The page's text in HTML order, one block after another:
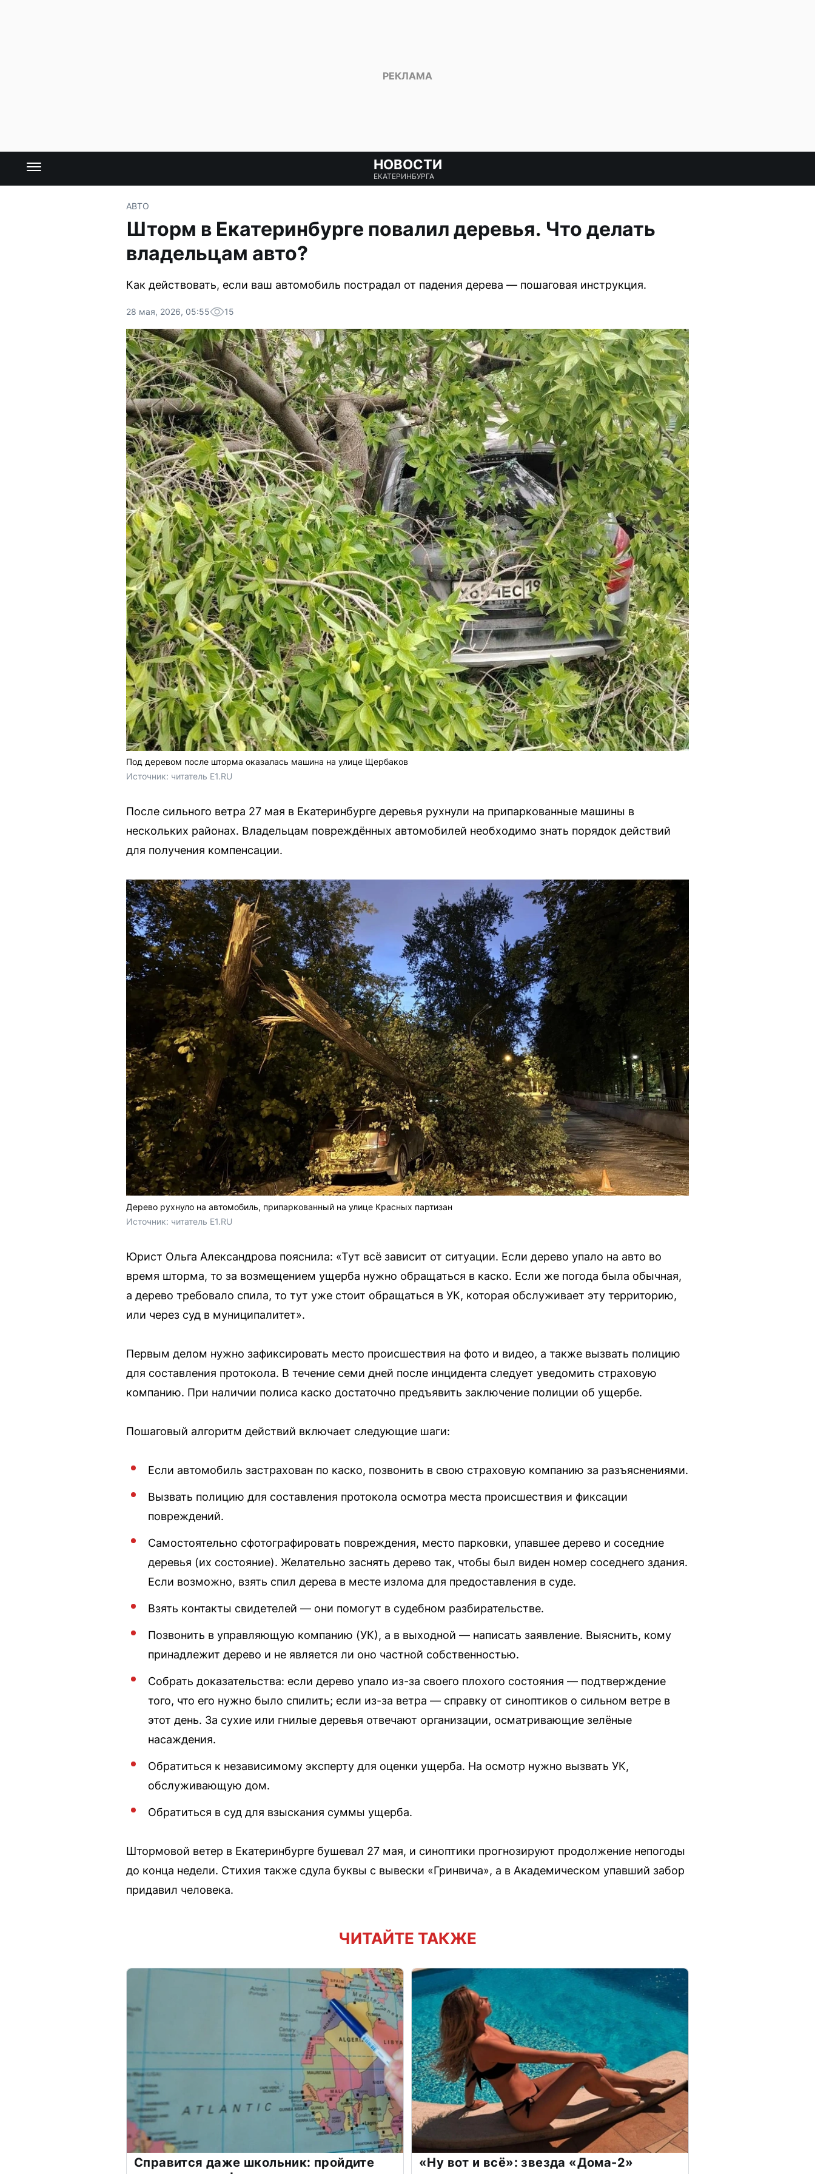
НОВОСТИ
ЕКАТЕРИНБУРГА
АВТО
Шторм в Екатеринбурге повалил деревья. Что делать
владельцам авто?
Как действовать, если ваш автомобиль пострадал от падения дерева — пошаговая инструкция.
28 мая, 2026, 05:55 15
Под деревом после шторма оказалась машина на улице Щербаков
Источник: читатель E1.RU
После сильного ветра 27 мая в Екатеринбурге деревья рухнули на припаркованные машины в
нескольких районах. Владельцам повреждённых автомобилей необходимо знать порядок действий
для получения компенсации.
Дерево рухнуло на автомобиль, припаркованный на улице Красных партизан
Источник: читатель E1.RU
Юрист Ольга Александрова пояснила: «Тут всё зависит от ситуации. Если дерево упало на авто во
время шторма, то за возмещением ущерба нужно обращаться в каско. Если же погода была обычная,
а дерево требовало спила, то тут уже стоит обращаться в УК, которая обслуживает эту территорию,
или через суд в муниципалитет».
Первым делом нужно зафиксировать место происшествия на фото и видео, а также вызвать полицию
для составления протокола. В течение семи дней после инцидента следует уведомить страховую
компанию. При наличии полиса каско достаточно предъявить заключение полиции об ущербе.
Пошаговый алгоритм действий включает следующие шаги:
Если автомобиль застрахован по каско, позвонить в свою страховую компанию за разъяснениями.
Вызвать полицию для составления протокола осмотра места происшествия и фиксации
повреждений.
Самостоятельно сфотографировать повреждения, место парковки, упавшее дерево и соседние
деревья (их состояние). Желательно заснять дерево так, чтобы был виден номер соседнего здания.
Если возможно, взять спил дерева в месте излома для предоставления в суде.
Взять контакты свидетелей — они помогут в судебном разбирательстве.
Позвонить в управляющую компанию (УК), а в выходной — написать заявление. Выяснить, кому
принадлежит дерево и не является ли оно частной собственностью.
Собрать доказательства: если дерево упало из-за своего плохого состояния — подтверждение
того, что его нужно было спилить; если из-за ветра — справку от синоптиков о сильном ветре в
этот день. За сухие или гнилые деревья отвечают организации, осматривающие зелёные
насаждения.
Обратиться к независимому эксперту для оценки ущерба. На осмотр нужно вызвать УК,
обслуживающую дом.
Обратиться в суд для взыскания суммы ущерба.
Штормовой ветер в Екатеринбурге бушевал 27 мая, и синоптики прогнозируют продолжение непогоды
до конца недели. Стихия также сдула буквы с вывески «Гринвича», а в Академическом упавший забор
придавил человека.
ЧИТАЙТЕ ТАКЖЕ
Справится даже школьник: пройдите
«Ну вот и всё»: звезда «Дома-2»